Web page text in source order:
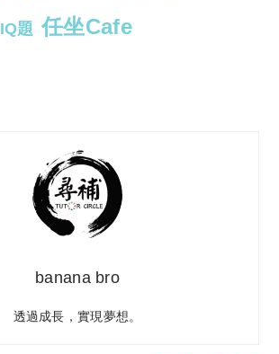
IQ題 任坐Cafe
banana bro
透過成長，實現夢想。